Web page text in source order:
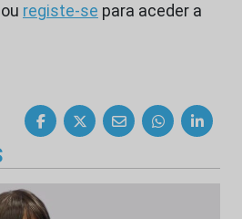
ou registe-se para aceder a